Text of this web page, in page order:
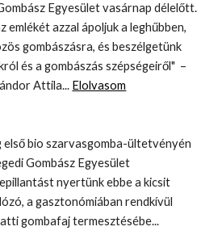
Egyesület vasárnap délelőtt.
emlékét azzal ápoljuk a leghűbben,
gombászásra, és beszélgetünk
és a gombászás szépségeiről" –
Attila... Elolvasom
bio szarvasgomba-ültetvényén
Gombász Egyesület
nyertünk ebbe a kicsit
a gasztonómiában rendkívül
gombafaj termesztésébe...